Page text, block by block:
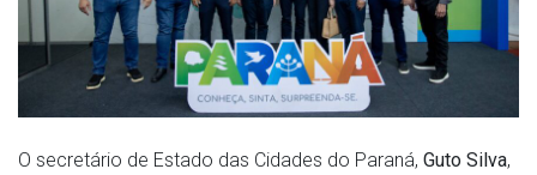
O secretário de Estado das Cidades do Paraná, Guto Silva,